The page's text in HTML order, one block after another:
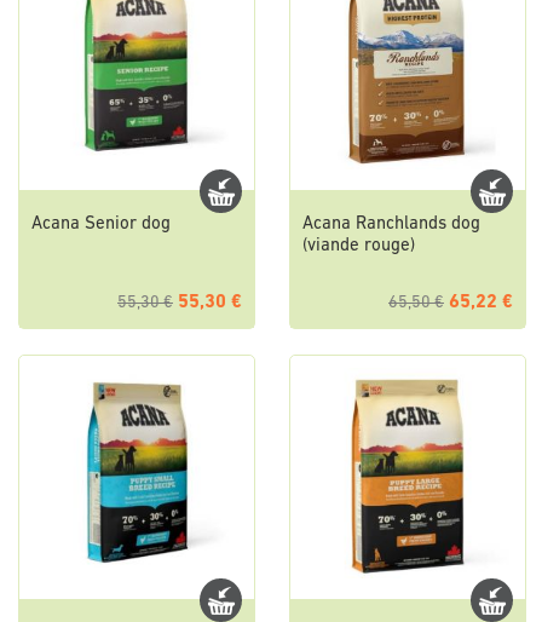
Acana Senior dog
55,30 € 55,30 €
Acana Ranchlands dog
(viande rouge)
65,50 € 65,22 €